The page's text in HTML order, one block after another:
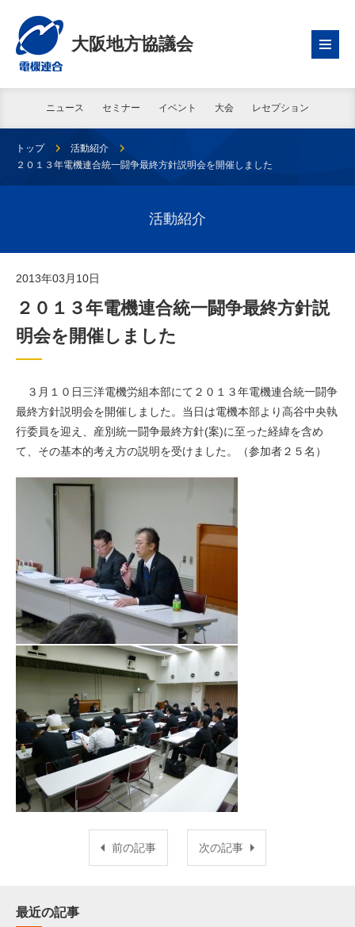
大阪地方協議会
ニュース セミナー イベント 大会 レセプション
トップ
活動紹介
２０１３年電機連合統一闘争最終方針説明会を開催しました
活動紹介
2013年03月10日
２０１３年電機連合統一闘争最終方針説
明会を開催しました
３月１０日三洋電機労組本部にて２０１３年電機連合統一闘争
最終方針説明会を開催しました。当日は電機本部より高谷中央執
行委員を迎え、産別統一闘争最終方針(案)に至った経緯を含め
て、その基本的考え方の説明を受けました。（参加者２５名）
前の記事 次の記事
最近の記事